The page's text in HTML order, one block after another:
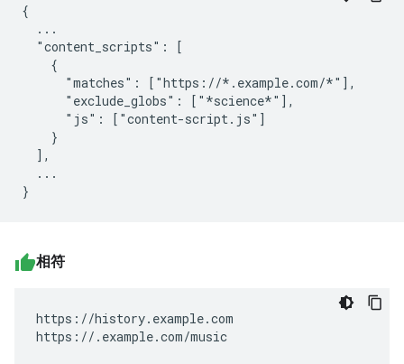
{
  ...
  "content_scripts": [
    {
      "matches": ["https://*.example.com/*"],
      "exclude_globs": ["*science*"],
      "js": ["content-script.js"]
    }
  ],
  ...
相符
https://history.example.com
https://.example.com/music